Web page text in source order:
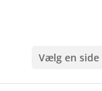
Vælg en side